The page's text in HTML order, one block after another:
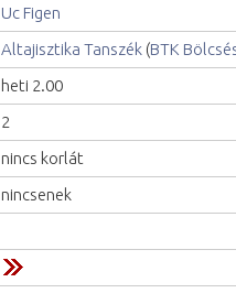
Uc Figen
Altajisztika Tanszék (BTK
heti 2.00
2
nincs korlát
nincsenek